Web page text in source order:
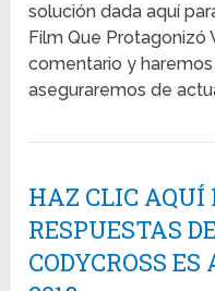
solución dada aquí
Film Que Protagonizó
comentario y
aseguraremos de
HAZ CLIC AQUÍ
RESPUESTAS
CODYCROSS